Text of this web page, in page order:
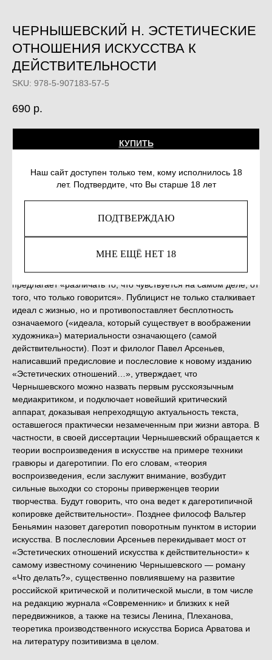
Наш сайт доступен только тем, кому исполнилось 18
лет. Подтвердите, что Вы старше 18 лет
ПОДТВЕРЖДАЮ
МНЕ ЕЩЁ НЕТ 18
ЧЕРНЫШЕВСКИЙ Н. ЭСТЕТИЧЕСКИЕ
ОТНОШЕНИЯ ИСКУССТВА К
ДЕЙСТВИТЕЛЬНОСТИ
SKU: 978-5-907183-57-5
690 р.
КУПИТЬ
Незаконное потребление наркотических средств,
установленную законодательством ответственность.
В своей диссертации «Эстетические отношения искусства к
действительности», которую Чернышевский защитил в 1855
году, он оспаривает эстетику немецкого романтизма и
предлагает «различать то, что чувствуется на самом деле, от
того, что только говорится». Публицист не только сталкивает
идеал с жизнью, но и противопоставляет бесплотность
означаемого («идеала, который существует в воображении
художника») материальности означающего (самой
действительности). Поэт и филолог Павел Арсеньев,
написавший предисловие и послесловие к новому изданию
«Эстетических отношений…», утверждает, что
Чернышевского можно назвать первым русскоязычным
медиакритиком, и подключает новейший критический
аппарат, доказывая непреходящую актуальность текста,
оставшегося практически незамеченным при жизни автора. В
частности, в своей диссертации Чернышевский обращается к
теории воспроизведения в искусстве на примере техники
гравюры и дагеротипии. По его словам, «теория
воспроизведения, если заслужит внимание, возбудит
сильные выходки со стороны приверженцев теории
творчества. Будут говорить, что она ведет к дагеротипичной
копировке действительности». Позднее философ Вальтер
Беньямин назовет дагеротип поворотным пунктом в истории
искусства. В послесловии Арсеньев перекидывает мост от
«Эстетических отношений искусства к действительности» к
самому известному сочинению Чернышевского — роману
«Что делать?», существенно повлиявшему на развитие
российской критической и политической мысли, в том числе
на редакцию журнала «Современник» и близких к ней
передвижников, а также на тезисы Ленина, Плеханова,
теоретика производственного искусства Бориса Арватова и
на литературу позитивизма в целом.